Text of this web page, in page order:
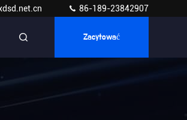
86-189-23842907
Zacytować